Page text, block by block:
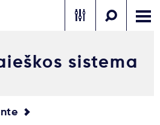
Nemokamos
Kontaktai
sistema